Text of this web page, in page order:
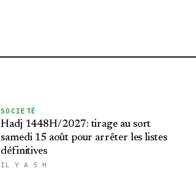
SOCIETÉ
Hadj 1448H/2027: tirage au sort
samedi 15 août pour arrêter les listes
définitives
IL Y A 5 H